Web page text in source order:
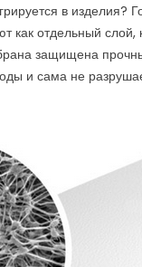
ДЛЯ СЛОЖНЫХ
1652 Просмотры
Легендарная ткань,
стала синонимом
в мире тактического
и не зря - она может...
в
как отдельный
защищена
и сама не